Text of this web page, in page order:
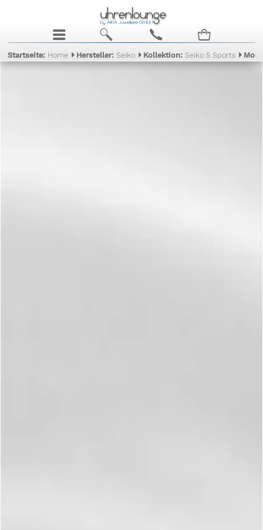
j b c n
Startseite: Home Hersteller:Seiko Kollektion:Seiko 5 Sports